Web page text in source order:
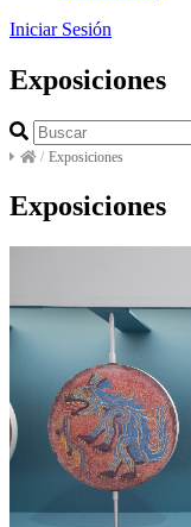
Iniciar Sesión
Exposiciones
/ Exposiciones
Exposiciones